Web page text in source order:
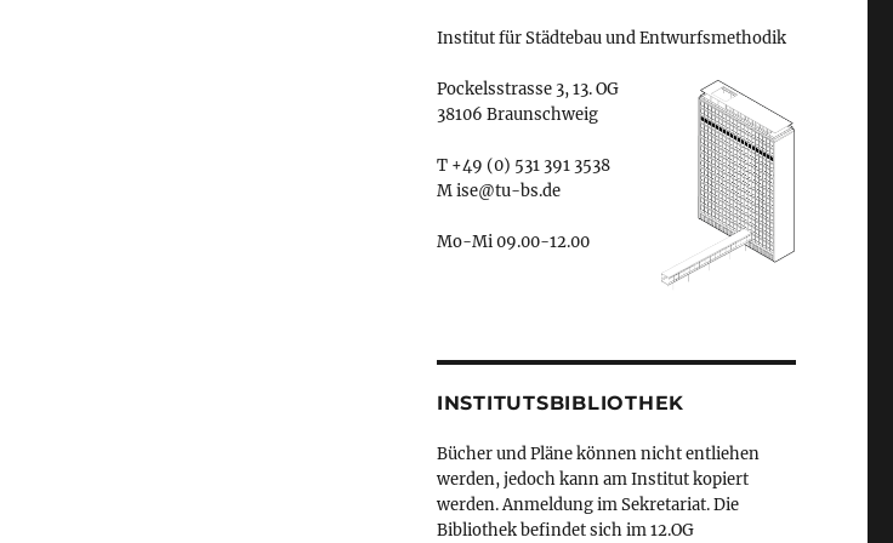
Institut für Städtebau und Entwurfsmethodik
Pockelsstrasse 3, 13. OG
38106 Braunschweig
T +49 (0) 531 391 3538
M ise@tu-bs.de
Mo-Mi 09.00-12.00
INSTITUTSBIBLIOTHEK
Bücher und Pläne können nicht entliehen
werden, jedoch kann am Institut kopiert
werden. Anmeldung im Sekretariat. Die
Bibliothek befindet sich im 12.OG